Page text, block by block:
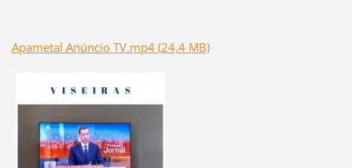
Apametal Anúncio TV.mp4 (24,4 MB)